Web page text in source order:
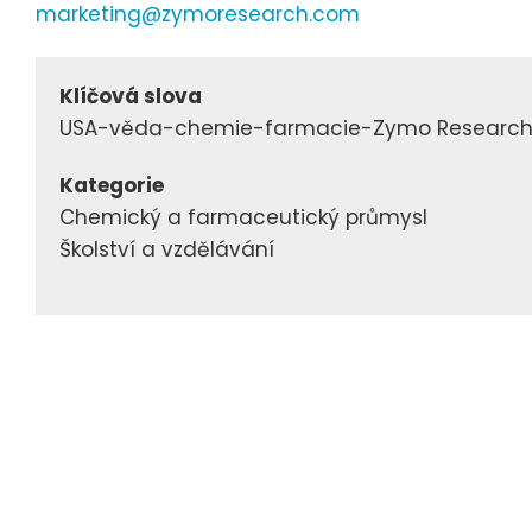
marketing@zymoresearch.com
Klíčová slova
USA-věda-chemie-farmacie-Zymo Research
Kategorie
Chemický a farmaceutický průmysl
Školství a vzdělávání